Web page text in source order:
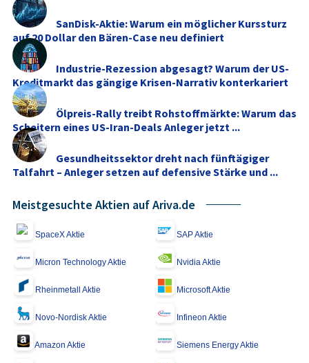
SanDisk-Aktie: Warum ein möglicher Kurssturz
auf 20 Dollar den Bären-Case neu definiert
Industrie-Rezession abgesagt? Warum der US-
Kreditmarkt das gängige Krisen-Narrativ konterkariert
Ölpreis-Rally treibt Rohstoffmärkte: Warum das
Scheitern eines US-Iran-Deals Anleger jetzt ...
Gesundheitssektor dreht nach fünftägiger
Talfahrt – Anleger setzen auf defensive Stärke und ...
Meistgesuchte Aktien auf Ariva.de
SpaceX Aktie SAP Aktie
Micron Technology Aktie Nvidia Aktie
Rheinmetall Aktie Microsoft Aktie
Novo-Nordisk Aktie Infineon Aktie
Amazon Aktie Siemens Energy Aktie